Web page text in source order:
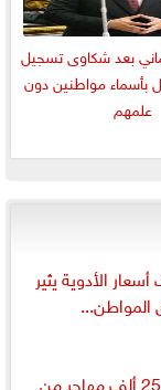
بعد شكاوى تسجيل
مواطنين دون
علمهم
الأدوية يثير
المواطن...
”الداخلية” الإسبانية: إعادة 25 ألف مهاجر من